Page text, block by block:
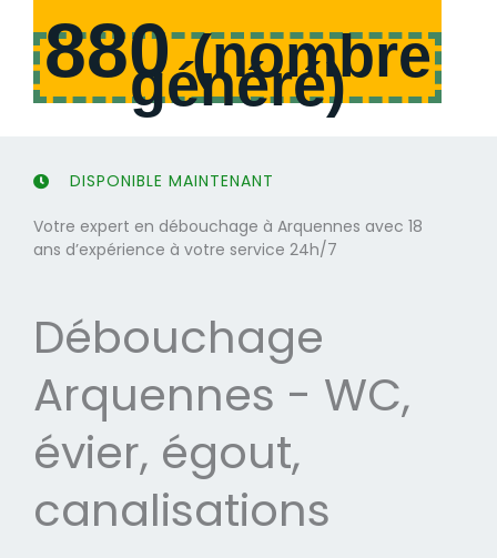
5
880(nombre
généré)
DISPONIBLE MAINTENANT
Votre expert en débouchage à Arquennes avec 18
ans d’expérience à votre service 24h/7
Débouchage
Arquennes - WC,
évier, égout,
canalisations